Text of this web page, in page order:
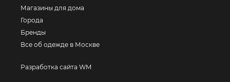
Магазины для дома
Города
Бренды
Все об одежде в Москве
Разработка сайта WM